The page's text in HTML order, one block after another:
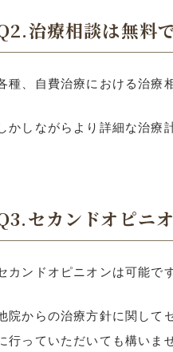
治療相談は無料
種、自費治療における治療
かしながらより詳細な治療
セカンドオピニ
カンドオピニオンは可能です
院からの治療方針に関して
行っていただいても構いま